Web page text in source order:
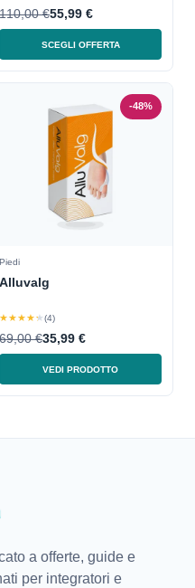
110,00 €55,99 €
SCEGLI OFFERTA
-48%
Piedi
Alluvalg
★★★★★(4)
69,00 €35,99 €
VEDI PRODOTTO
a offerte, guide e
per integratori e